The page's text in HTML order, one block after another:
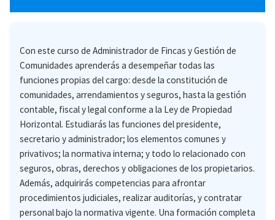
Con este curso de Administrador de Fincas y Gestión de
Comunidades aprenderás a desempeñar todas las
funciones propias del cargo: desde la constitución de
comunidades, arrendamientos y seguros, hasta la gestión
contable, fiscal y legal conforme a la Ley de Propiedad
Horizontal. Estudiarás las funciones del presidente,
secretario y administrador; los elementos comunes y
privativos; la normativa interna; y todo lo relacionado con
seguros, obras, derechos y obligaciones de los propietarios.
Además, adquirirás competencias para afrontar
procedimientos judiciales, realizar auditorías, y contratar
personal bajo la normativa vigente. Una formación completa